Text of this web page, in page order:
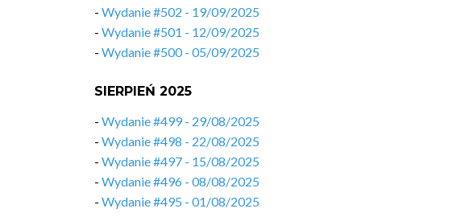
- Wydanie #502 - 19/09/2025
- Wydanie #501 - 12/09/2025
- Wydanie #500 - 05/09/2025
SIERPIEŃ 2025
- Wydanie #499 - 29/08/2025
- Wydanie #498 - 22/08/2025
- Wydanie #497 - 15/08/2025
- Wydanie #496 - 08/08/2025
- Wydanie #495 - 01/08/2025